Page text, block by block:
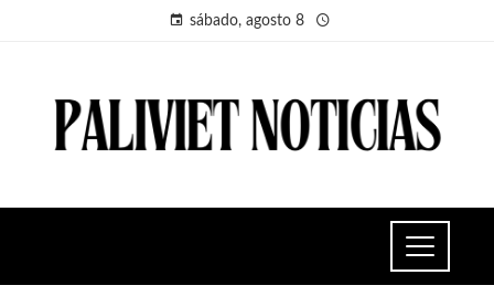
sábado, agosto 8